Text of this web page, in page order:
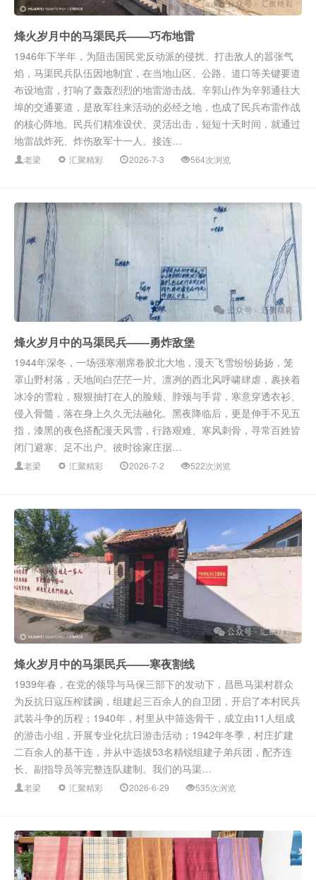
烽火岁月中的马渠民兵——巧布地雷
1946年下半年，为阻击国民党反动派的侵扰、打击敌人的嚣张气
焰，马渠民兵队伍因地制宜，在当地山区、公路、道口等关键要道
布设地雷，打响了轰轰烈烈的地雷游击战。辛郭山作为辛郭通往大
埠的交通要道，是敌军往来活动的必经之地，也成了民兵布雷作战
的核心阵地。民兵们精准设伏、灵活出击，短短十天时间，就通过
地雷战炸死、炸伤敌军十一人。接连…
老梁 汇聚精彩 2026-7-3 564次浏览
烽火岁月中的马渠民兵——勇炸敌堡
1944年深冬，一场强寒潮席卷胶北大地，漫天飞雪纷纷扬扬，笼
罩山野村落，天地间白茫茫一片。凛冽的西北风呼啸肆虐，裹挟着
冰冷的雪粒，狠狠抽打在人的脸颊、脖颈与手背，寒意穿透衣衫、
侵入骨髓，落在身上久久无法融化。黑夜降临后，更是伸手不见五
指，漆黑的夜色搭配漫天风雪，行路艰难、寒风刺骨，寻常百姓皆
闭门避寒、足不出户。彼时徐家庄据…
老梁 汇聚精彩 2026-7-2 522次浏览
烽火岁月中的马渠民兵——寒夜割线
1939年春，在党的领导与马保三部下的发动下，昌邑马渠村群众
为反抗日寇压榨蹂躏，组建起三百余人的自卫团，开启了本村民兵
武装斗争的历程；1940年，村里从中筛选骨干，成立由11人组成
的游击小组，开展专业化抗日游击活动；1942年冬季，村庄扩建
二百余人的基干连，并从中选拔53名精锐组建子弟兵团，配齐连
长、副指导员等完整连队建制。我们的马渠…
老梁 汇聚精彩 2026-6-29 535次浏览